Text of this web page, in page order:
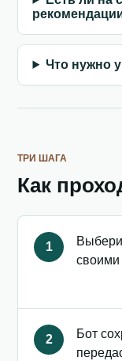
Что нужно
ТРИ ШАГА
Как
1
своими
2
Бот